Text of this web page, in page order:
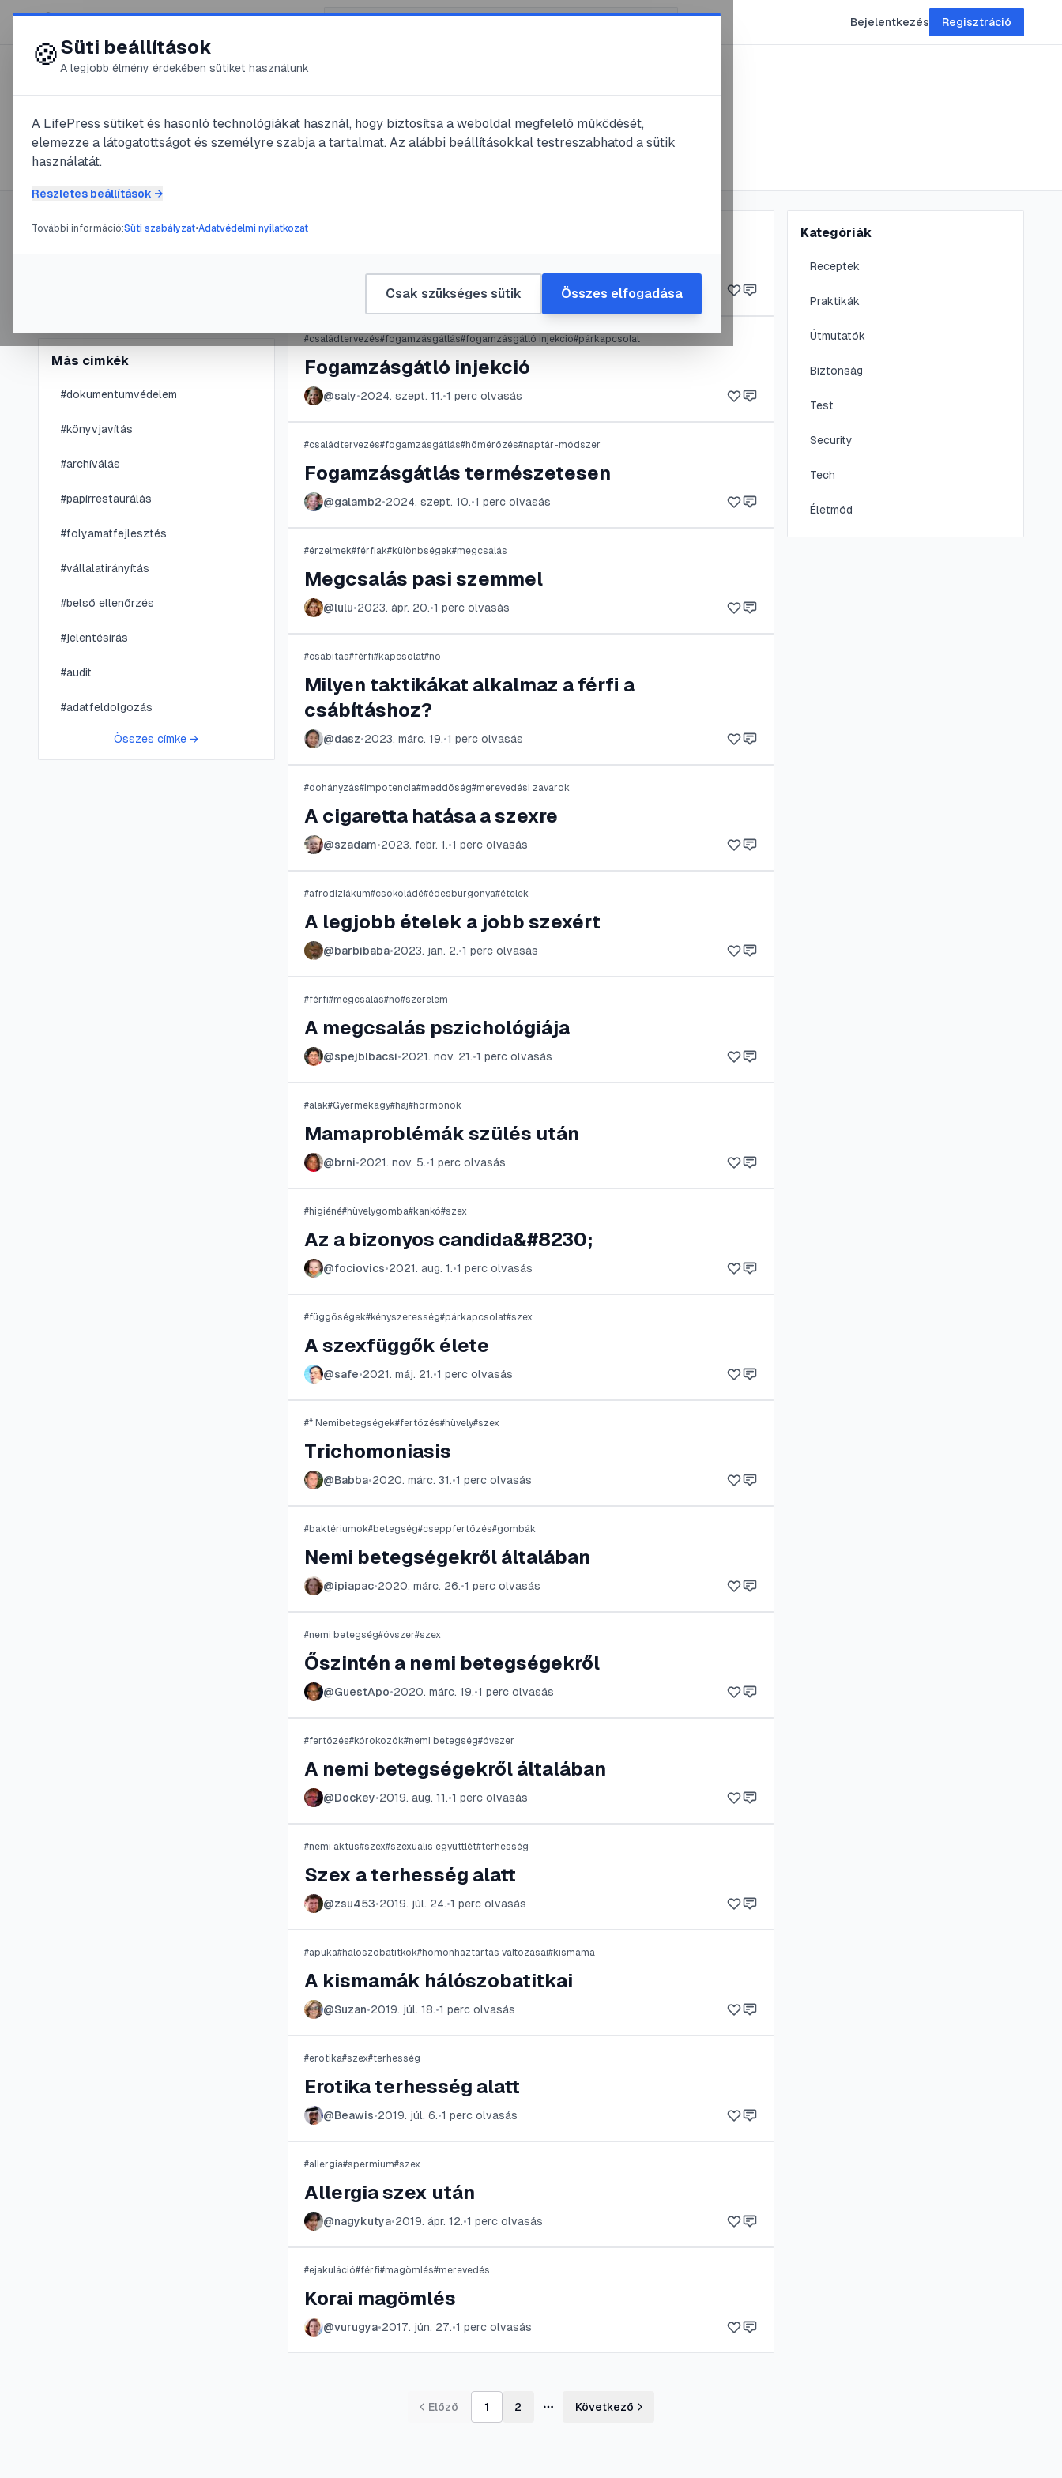
😍 LifePress Bejelentkezés Regisztráció
🏷️#szex
44cikk található ezzel a címkével
Címke információ
Más címkék
#dokumentumvédelem
#könyvjavítás
#archíválás
#papírrestaurálás
#folyamatfejlesztés
#vállalatirányítás
#belső ellenőrzés
#jelentésírás
#audit
#adatfeldolgozás
Összes címke →
#
benedek84•2025. márc. 10.•1 perc olvasás
#családtervezés#fogamzásgátlás#fogamzásgátló injekció#párkapcsolat
Fogamzásgátló injekció
@saly•2024. szept. 11.•1 perc olvasás
#családtervezés#fogamzásgátlás#hőmérőzés#naptár-módszer
Fogamzásgátlás természetesen
@galamb2•2024. szept. 10.•1 perc olvasás
#érzelmek#férfiak#különbségek#megcsalás
Megcsalás pasi szemmel
@lulu•2023. ápr. 20.•1 perc olvasás
#csábítás#férfi#kapcsolat#nő
Milyen taktikákat alkalmaz a férfi a
csábításhoz?
@dasz•2023. márc. 19.•1 perc olvasás
#dohányzás#impotencia#meddőség#merevedési zavarok
A cigaretta hatása a szexre
@szadam•2023. febr. 1.•1 perc olvasás
#afrodiziákum#csokoládé#édesburgonya#ételek
A legjobb ételek a jobb szexért
@barbibaba•2023. jan. 2.•1 perc olvasás
#férfi#megcsalás#nő#szerelem
A megcsalás pszichológiája
@spejblbacsi•2021. nov. 21.•1 perc olvasás
#alak#Gyermekágy#haj#hormonok
Mamaproblémák szülés után
@brni•2021. nov. 5.•1 perc olvasás
#higiéné#hüvelygomba#kankó#szex
Az a bizonyos candida&#8230;
@fociovics•2021. aug. 1.•1 perc olvasás
#függőségek#kényszeresség#párkapcsolat#szex
A szexfüggők élete
@safe•2021. máj. 21.•1 perc olvasás
#* Nemibetegségek#fertőzés#hüvely#szex
Trichomoniasis
@Babba•2020. márc. 31.•1 perc olvasás
#baktériumok#betegség#cseppfertőzés#gombák
Nemi betegségekről általában
@ipiapac•2020. márc. 26.•1 perc olvasás
#nemi betegség#óvszer#szex
Őszintén a nemi betegségekről
@GuestApo•2020. márc. 19.•1 perc olvasás
#fertőzés#kórokozók#nemi betegség#óvszer
A nemi betegségekről általában
@Dockey•2019. aug. 11.•1 perc olvasás
#nemi aktus#szex#szexuális együttlét#terhesség
Szex a terhesség alatt
@zsu453•2019. júl. 24.•1 perc olvasás
#apuka#hálószobatitkok#homonháztartás változásai#kismama
A kismamák hálószobatitkai
@Suzan•2019. júl. 18.•1 perc olvasás
#erotika#szex#terhesség
Erotika terhesség alatt
@Beawis•2019. júl. 6.•1 perc olvasás
#allergia#spermium#szex
Allergia szex után
@nagykutya•2019. ápr. 12.•1 perc olvasás
#ejakuláció#férfi#magömlés#merevedés
Korai magömlés
@vurugya•2017. jún. 27.•1 perc olvasás
Előző 1 2
További oldalak
Következő
Kategóriák
Receptek
Praktikák
Útmutatók
Biztonság
Test
Security
Tech
Életmód
🍪Süti beállítások
A legjobb élmény érdekében sütiket használunk
A LifePress sütiket és hasonló technológiákat használ, hogy biztosítsa a weboldal megfelelő működését,
elemezze a látogatottságot és személyre szabja a tartalmat. Az alábbi beállításokkal testreszabhatod a sütik
használatát.
Részletes beállítások →
További információ:Süti szabályzat•Adatvédelmi nyilatkozat
Csak szükséges sütik Összes elfogadása